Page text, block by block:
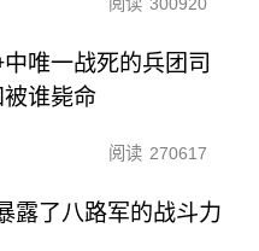
阅读 300920
唯一战死的兵团司
谁毙命
阅读 270617
露了八路军的战斗力